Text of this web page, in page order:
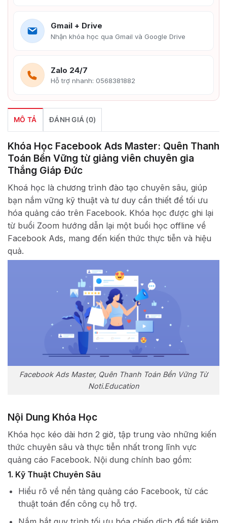
Gmail + Drive
Nhận khóa học qua Gmail và Google Drive
Zalo 24/7
Hỗ trợ nhanh: 0568381882
MÔ TẢ ĐÁNH GIÁ (0)
​Khóa Học Facebook Ads Master: Quên Thanh
Toán Bền Vững từ giảng viên chuyên gia
Thắng Giáp Đức
Khoá học là chương trình đào tạo chuyên sâu, giúp
bạn nắm vững kỹ thuật và tư duy cần thiết để tối ưu
hóa quảng cáo trên Facebook. Khóa học được ghi lại
từ buổi Zoom hướng dẫn lại một buổi học offline về
Facebook Ads, mang đến kiến thức thực tiễn và hiệu
quả.​
Facebook Ads Master, Quên Thanh Toán Bền Vững Từ
Noti.Education
Nội Dung Khóa Học
Khóa học kéo dài hơn 2 giờ, tập trung vào những kiến
thức chuyên sâu và thực tiễn nhất trong lĩnh vực
quảng cáo Facebook. Nội dung chính bao gồm:
1. Kỹ Thuật Chuyên Sâu
Hiểu rõ về nền tảng quảng cáo Facebook, từ các
thuật toán đến công cụ hỗ trợ.